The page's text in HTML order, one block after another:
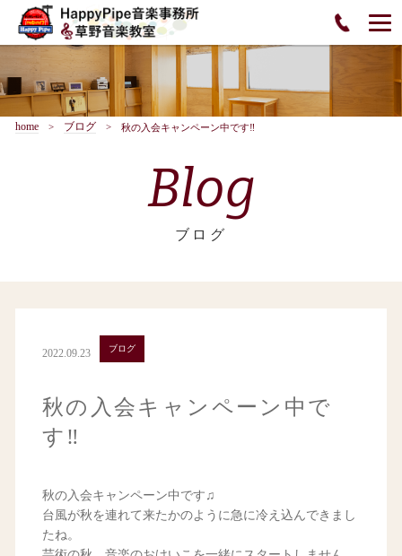
home ブログ 秋の入会キャンペーン中です‼️
Blog
ブログ
2022.09.23 ブログ
秋の入会キャンペーン中で
す‼️
秋の入会キャンペーン中です♫
台風が秋を連れて来たかのように急に冷え込んできまし
たね。